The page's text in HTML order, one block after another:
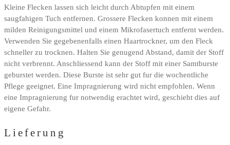
Kleine Flecken lassen sich leicht durch Abtupfen mit einem
saugfahigen Tuch entfernen. Grossere Flecken konnen mit einem
milden Reinigungsmittel und einem Mikrofasertuch entfernt werden.
Verwenden Sie gegebenenfalls einen Haartrockner, um den Fleck
schneller zu trocknen. Halten Sie genugend Abstand, damit der Stoff
nicht verbrennt. Anschliessend kann der Stoff mit einer Samtburste
geburstet werden. Diese Burste ist sehr gut fur die wochentliche
Pflege geeignet. Eine Impragnierung wird nicht empfohlen. Wenn
eine Impragnierung fur notwendig erachtet wird, geschieht dies auf
eigene Gefahr.
Lieferung